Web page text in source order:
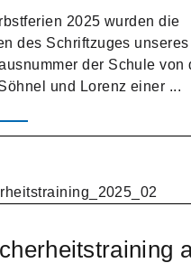
2025 wurden die
des Schriftzuges
der Schule von
und Lorenz einer ...